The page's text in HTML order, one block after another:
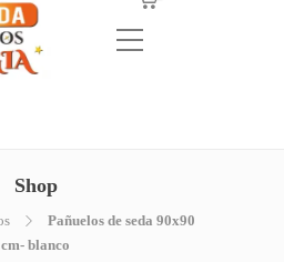
Shop
Pañuelos de seda 90x90
cm- blanco